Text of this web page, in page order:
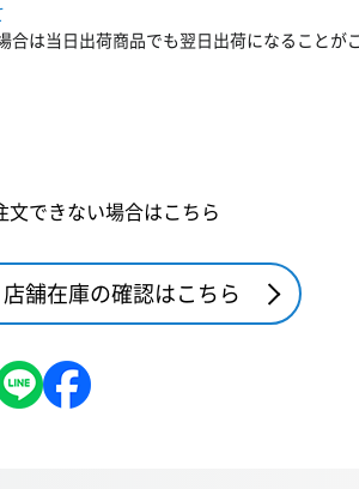
は当日出荷商品でも翌日出荷になることが
できない場合はこちら
店舗在庫の確認はこちら